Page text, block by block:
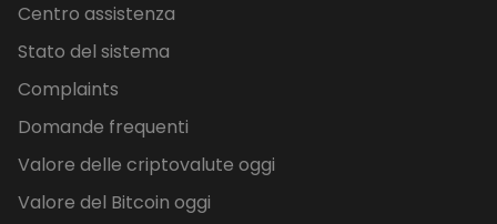
Centro assistenza
Stato del sistema
Complaints
Domande frequenti
Valore delle criptovalute oggi
Valore del Bitcoin oggi